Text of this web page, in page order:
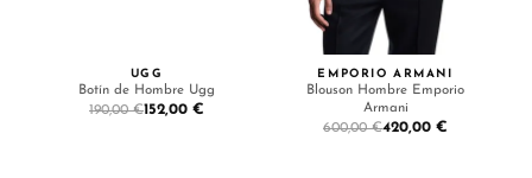
UGG
Botín de Hombre Ugg
190,00 €152,00 €
EMPORIO ARMANI
Blouson Hombre Emporio
Armani
600,00 €420,00 €